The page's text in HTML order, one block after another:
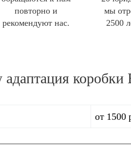
повторно и
рекомендуют нас.
мы
2500
адаптация
от 1500